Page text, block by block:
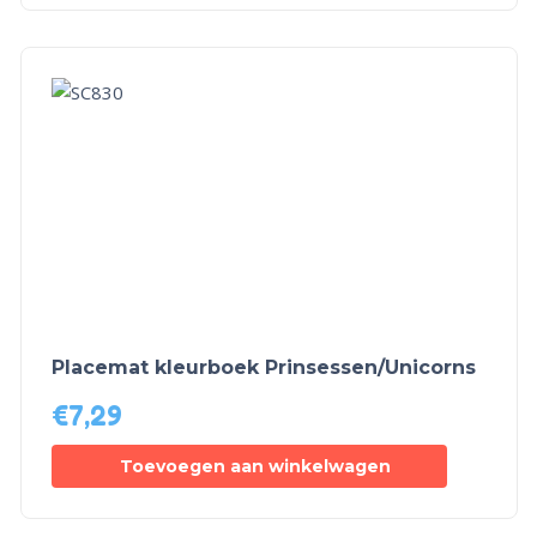
Placemat kleurboek Prinsessen/Unicorns
€7,29
Toevoegen aan winkelwagen